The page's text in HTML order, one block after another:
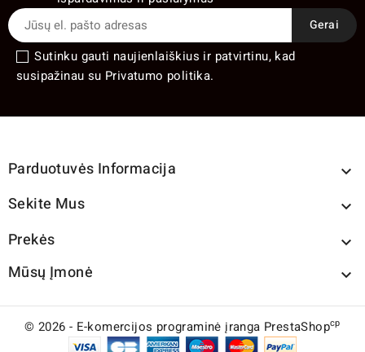
Sutinku gauti naujienlaiškius ir patvirtinu, kad
susipažinau su Privatumo politika.
Parduotuvės Informacija 
Sekite Mus 
Prekės 
Mūsų Įmonė 
© 2026 - E-komercijos programinė įranga PrestaShopcp